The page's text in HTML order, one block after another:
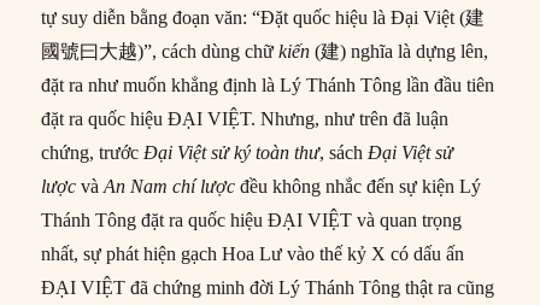
tự suy diễn bằng đoạn văn: “Đặt quốc hiệu là Đại Việt (建
國號曰大越)”, cách dùng chữkiến(建) nghĩa là dựng lên,
đặt ra như muốn khẳng định là Lý Thánh Tông lần đầu tiên
đặt ra quốc hiệu ĐẠI VIỆT. Nhưng, như trên đã luận
chứng, trướcĐại Việt sử ký toàn thư, sáchĐại Việt sử
lượcvàAn Nam chí lượcđều không nhắc đến sự kiện Lý
Thánh Tông đặt ra quốc hiệu ĐẠI VIỆT và quan trọng
nhất, sự phát hiện gạch Hoa Lư vào thế kỷ X có dấu ấn
ĐẠI VIỆT đã chứng minh đời Lý Thánh Tông thật ra cũng